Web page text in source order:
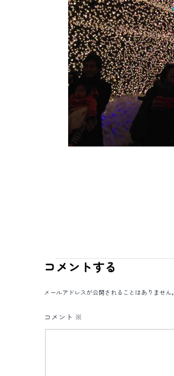
コメントする
メールアドレスが公開されることはありません。
コメント ※